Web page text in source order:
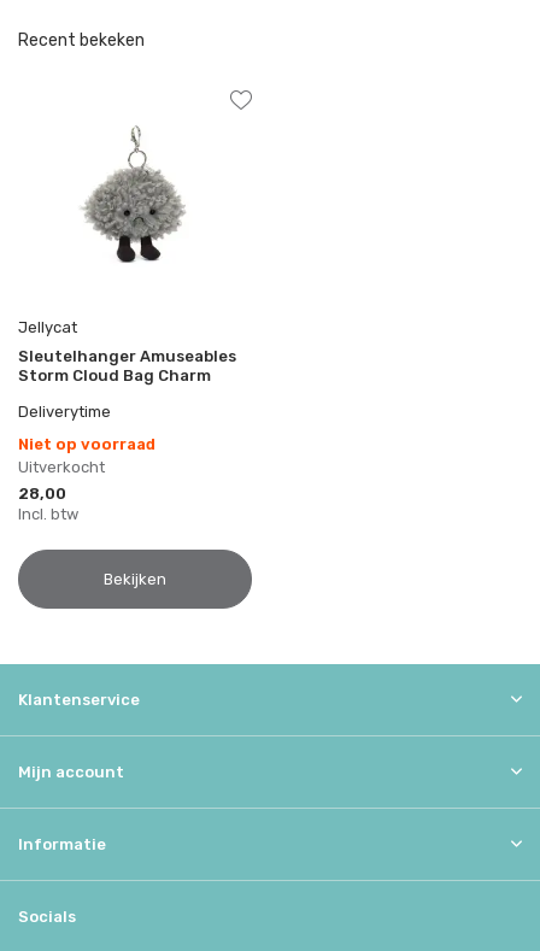
Recent bekeken
Jellycat
Sleutelhanger Amuseables
Storm Cloud Bag Charm
Deliverytime
Niet op voorraad
Uitverkocht
28,00
Incl. btw
Bekijken
Klantenservice
Mijn account
Informatie
Socials